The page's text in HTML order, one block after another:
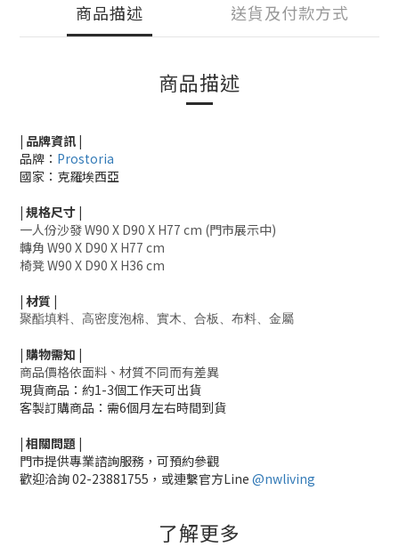
商品描述 送貨及付款方式
商品描述
| 品牌資訊 |
品牌： Prostoria
國家：克羅埃西亞
| 規格尺寸 |
一人份沙發W90 X D90 X H77 cm (門市展示中)
轉角 W90 X D90 X H77 cm
椅凳W90 X D90 X H36 cm
| 材質 |
聚酯填料、高密度泡棉、實木、合板、布料、金屬
| 購物需知 |
商品價格依面料、材質不同而有差異
現貨商品：約1-3個工作天可出貨
客製訂購商品：需6個月左右時間到貨
| 相關問題 |
門市提供專業諮詢服務，可預約參觀
歡迎洽詢02-23881755， 或連繫官方Line @nwliving
了解更多